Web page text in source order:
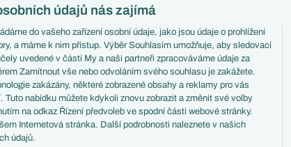
Liga mistrů
Mistrovství světa
Liga národů
© 2001-2026 EuroFotbal.cz. Využíváme zpravodajství ČTK.
údajů nás zajímá
do vašeho zařízení osobní údaje, jako jsou údaje o prohlížení
a máme k nim přístup. Výběr Souhlasím umožňuje, aby sledovací
uvedené v části My a naši partneři zpracováváme údaje za
Zamítnout vše nebo odvoláním svého souhlasu je zakážete.
zakázány, některé zobrazené obsahy a reklamy pro vás
Tuto nabídku můžete kdykoli znovu zobrazit a změnit své volby
na odkaz Řízení předvoleb ve spodní části webové stránky.
Internetová stránka. Další podrobnosti naleznete v našich
údajů.